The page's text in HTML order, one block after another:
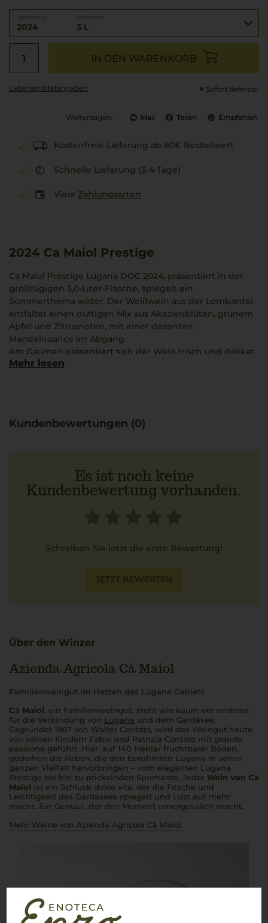
2024 3 L
IN DEN WARENKORB
Lebensmittel­angaben Sofort lieferbar
Weitersagen: Mail Teilen Empfehlen
Kostenfreie Lieferung ab 80€ Bestellwert
Schnelle Lieferung (3-4 Tage)
Viele Zahlungsarten
2024 Ca Maiol Prestige
Ca Maiol Prestige Lugana DOC 2024, präsentiert in der
großzügigen 3,0-Liter-Flasche, spiegelt ein
Sommerthema wider. Der Weißwein aus der Lombardei
entfaltet einen duftigen Mix aus Akazienblüten, grünem
Apfel und Zitrusnoten, mit einer dezenten
Mandelnuance im Abgang.
Am Gaumen präsentiert sich der Wein frisch und delikat,
was zu einer angenehmen Lebendigkeit führt. Die
Kombination mit einem Risotto alla Milanese
Mehr lesen
Kundenbewertungen (0)
Es ist noch keine
Kundenbewertung vorhanden.
Schreiben Sie jetzt die erste Bewertung!
JETZT BEWERTEN
Über den Winzer
Azienda Agricola Cà Maiol
Familienweingut im Herzen des Lugana Gebiets
Cà Maiol, ein Familienweingut, steht wie kaum ein anderes
für die Verbindung von Lugana und dem Gardasee.
Gegründet 1967 von Walter Contato, wird das Weingut heute
von seinen Kindern Fabio und Patrizia Contato mit grande
passione geführt. Hier, auf 140 Hektar fruchtbarer Böden,
gedeihen die Reben, die den berühmten Lugana in seiner
ganzen Vielfalt hervorbringen – vom eleganten Lugana
Prestige bis hin zu prickelnden Spumante. Jeder Wein von Cà
Maiol ist ein Schluck dolce vita, der die Frische und
Leichtigkeit des Gardasees spiegelt und Lust auf mehr
macht. Ein Genuss, der den Moment unvergesslich macht.
Mehr Weine von Azienda Agricola Cà Maiol